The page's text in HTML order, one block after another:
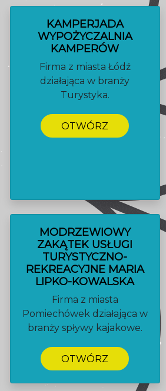
KAMPERJADA
WYPOŻYCZALNIA
KAMPERÓW
Firma z miasta Łódź
działająca w branży
Turystyka.
OTWÓRZ
MODRZEWIOWY
ZAKĄTEK USŁUGI
TURYSTYCZNO-
REKREACYJNE MARIA
LIPKO-KOWALSKA
Firma z miasta
Pomiechówek działająca w
branży spływy kajakowe.
OTWÓRZ